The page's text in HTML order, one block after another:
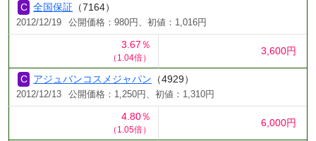
全国保証 （7164）
2012/12/19 公開価格：980円、初値：1,016円
3.67％
（1.04倍）
3,600円
アジュバンコスメジャパン （4929）
2012/12/13 公開価格：1,250円、初値：1,310円
4.80％
（1.05倍）
6,000円